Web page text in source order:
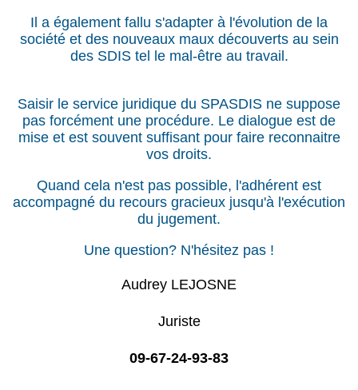
Il a également fallu s'adapter à l'évolution de la
société et des nouveaux maux découverts au sein
des SDIS tel le mal-être au travail.
Saisir le service juridique du SPASDIS ne suppose
pas forcément une procédure. Le dialogue est de
mise et est souvent suffisant pour faire reconnaitre
vos droits.
Quand cela n'est pas possible, l'adhérent est
accompagné du recours gracieux jusqu'à l'exécution
du jugement.
Une question? N'hésitez pas !
Audrey LEJOSNE
Juriste
09-67-24-93-83